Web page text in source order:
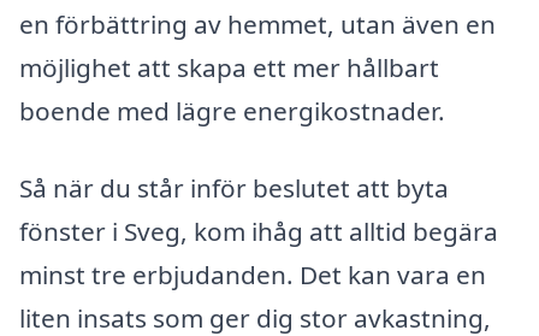
en förbättring av hemmet, utan även en
möjlighet att skapa ett mer hållbart
boende med lägre energikostnader.
Så när du står inför beslutet att byta
fönster i Sveg, kom ihåg att alltid begära
minst tre erbjudanden. Det kan vara en
liten insats som ger dig stor avkastning,